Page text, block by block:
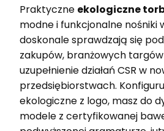
Praktyczne ekologiczne
modne i funkcjonalne nośniki
doskonale sprawdzają się
zakupów, branżowych
uzupełnienie działań CSR w
przedsiębiorstwach.
ekologiczne z logo, masz do
modele z certyfikowanej